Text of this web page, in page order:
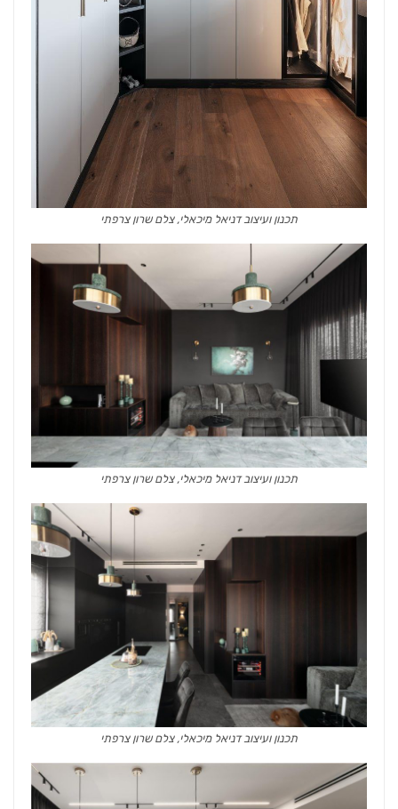
תכנון ועיצוב דניאל מיכאלי, צלם שרון צרפתי
תכנון ועיצוב דניאל מיכאלי, צלם שרון צרפתי
תכנון ועיצוב דניאל מיכאלי, צלם שרון צרפתי